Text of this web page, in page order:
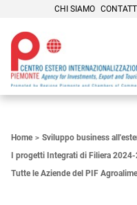
CHI SIAMO CONTATTI
Home Sviluppo business
I progetti Integrati di Filiera
Tutte le Aziende del PIF